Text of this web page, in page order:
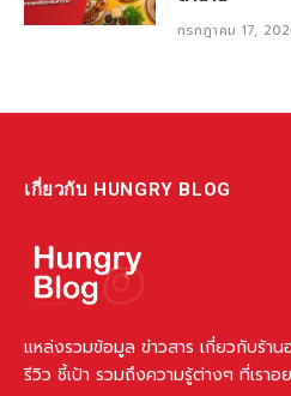
กรกฎาคม 17,
เกี่ยวกับ HUNGRY BLOG
แหล่งรวมข้อมูล ข่าวสาร เกี่ยวกับร้าน
รีวิว ชี้เป้า รวมถึงความรู้ต่างๆ ที่เราอ